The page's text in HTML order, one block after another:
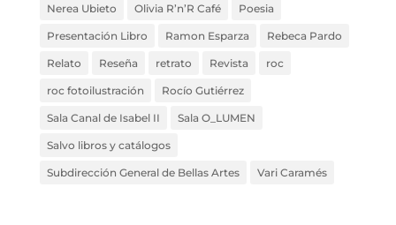
Nerea Ubieto Olivia R’n’R Café Poesia
Presentación Libro Ramon Esparza Rebeca Pardo
Relato Reseña retrato Revista roc
roc fotoilustración Rocío Gutiérrez
Sala Canal de Isabel II Sala O_LUMEN
Salvo libros y catálogos
Subdirección General de Bellas Artes Vari Caramés